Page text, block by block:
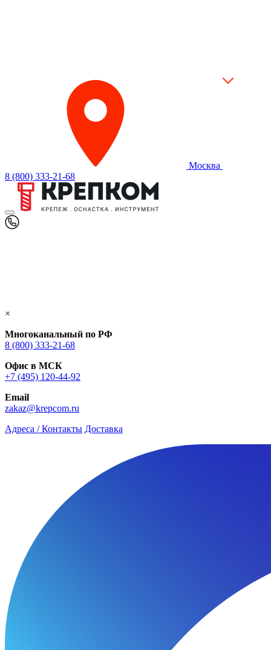
Москва
8 (800) 333-21-68
×
Многоканальный по РФ
8 (800) 333‑21-68
Офис в МСК
+7 (495) 120-44-92
Email
zakaz@krepcom.ru
Адреса / Контакты Доставка